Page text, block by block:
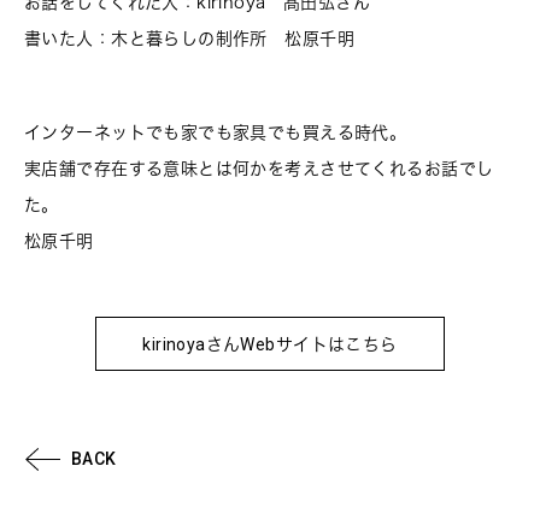
書いた人：木と暮らしの制作所 松原千明
インターネットでも家でも家具でも買える時代。
実店舗で存在する意味とは何かを考えさせてくれるお話でし
た。
松原千明
kirinoyaさんWebサイトはこちら
BACK